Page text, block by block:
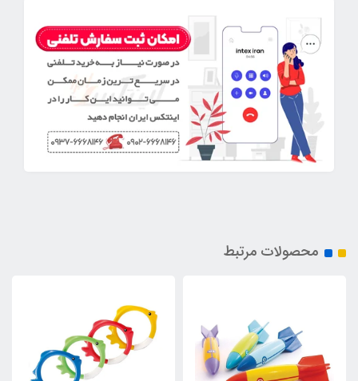
محصولات مرتبط